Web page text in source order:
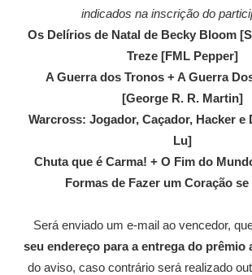
indicados na inscrição do
Os Delírios de Natal de Becky Bloom
Treze [FML Pepper]
A Guerra dos Tronos + A Guerra
[George R. R. Martin]
Warcross: Jogador, Caçador, Hacker e
Lu]
Chuta que é Carma! + O Fim do
Formas de Fazer um Coração
Será enviado um e-mail ao vencedor,
seu endereço para a entrega do prêmio
do aviso, caso contrário será realizado